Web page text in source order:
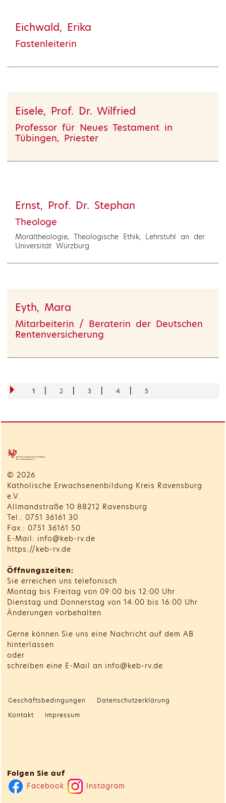
Eichwald, Erika
Fastenleiterin
Eisele, Prof. Dr. Wilfried
Professor für Neues Testament in
Tübingen, Priester
Ernst, Prof. Dr. Stephan
Theologe
Moraltheologie, Theologische Ethik, Lehrstuhl an der
Universität Würzburg
Eyth, Mara
Mitarbeiterin / Beraterin der Deutschen
Rentenversicherung
1 2 3 4 5
© 2026
Katholische Erwachsenenbildung Kreis Ravensburg
e.V.
Allmandstraße 10 88212 Ravensburg
Tel.: 0751 36161 30
Fax.: 0751 36161 50
E-Mail: info@keb-rv.de
https://keb-rv.de
Öffnungszeiten:
Sie erreichen uns telefonisch
Montag bis Freitag von 09:00 bis 12:00 Uhr
Dienstag und Donnerstag von 14:00 bis 16:00 Uhr
Änderungen vorbehalten
Gerne können Sie uns eine Nachricht auf dem AB
hinterlassen
oder
schreiben eine E-Mail an info@keb-rv.de
Geschäftsbedingungen
Datenschutzerklärung
Kontakt
Impressum
Folgen Sie auf
Facebook
Instagram